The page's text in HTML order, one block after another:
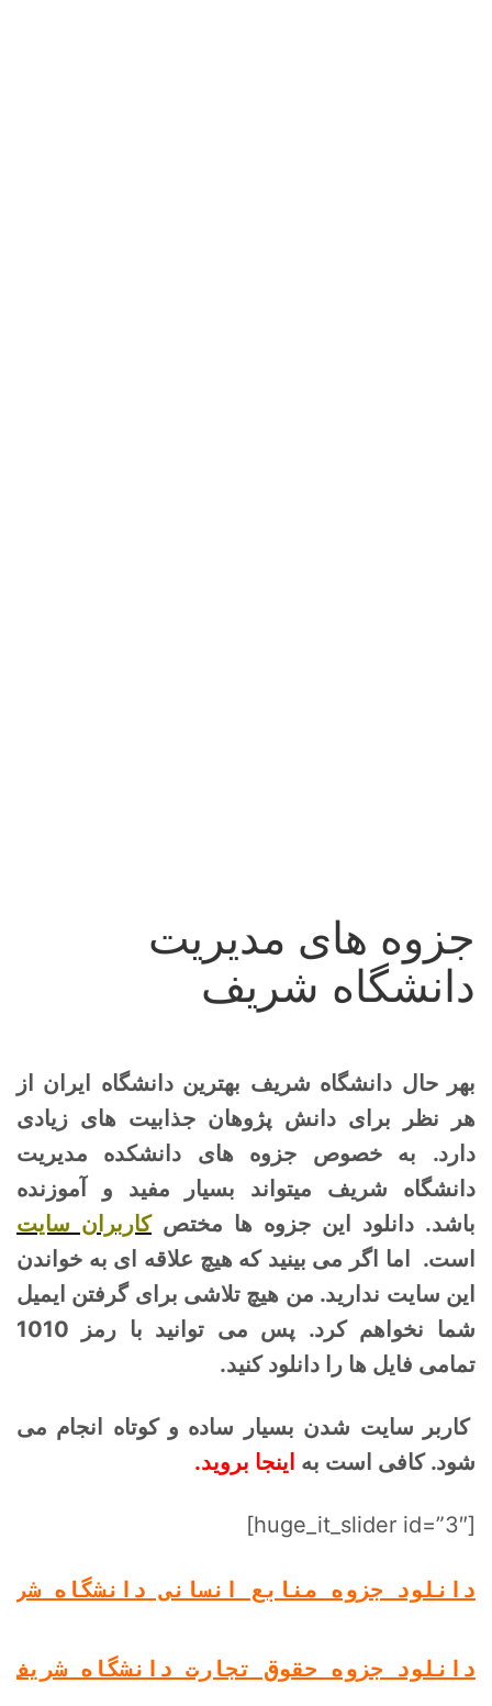
جزوه های مدیریت
دانشگاه شریف
بهر حال دانشگاه شریف بهترین دانشگاه ایران از
هر نظر برای دانش پژوهان جذابیت های زیادی
دارد. به خصوص جزوه های دانشکده مدیریت
دانشگاه شریف میتواند بسیار مفید و آموزنده
باشد.دانلود این جزوه ها مختصکاربران سایت
است. اما اگر می بینید که هیچ علاقه ای به خواندن
این سایت ندارید. من هیچ تلاشی برای گرفتن ایمیل
شما نخواهم کرد. پس می توانید با رمز 1010
تمامی فایل ها را دانلود کنید.
کاربر سایت شدن بسیار ساده و کوتاه انجام می
شود. کافی است به اینجا بروید.
[huge_it_slider id=”3″]
دانلود جزوه منابع انسانی دانشگاه
دانلود جزوه حقوق تجارت دانشگاه شریف